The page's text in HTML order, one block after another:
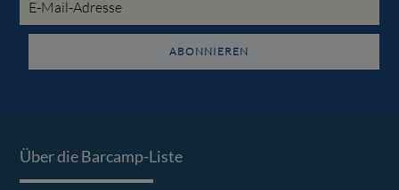
Adresse
ABONNIEREN
Über die Barcamp-Liste